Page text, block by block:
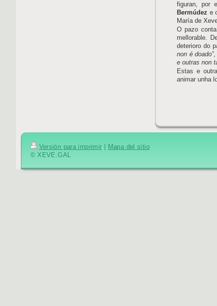
figuran, por
Bermúdez e
María de
O pazo
mellorable.
deterioro do
non é doado”,
e outras non
Estas e
animar unha
Versión para imprimir
Mapa del sitio
© XEVE.GAL